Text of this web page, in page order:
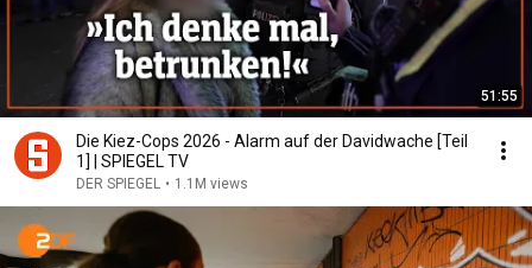
51:55
Die Kiez-Cops 2026 - Alarm auf der Davidwache [Teil
1] | SPIEGEL TV
DER SPIEGEL • 1.1M views